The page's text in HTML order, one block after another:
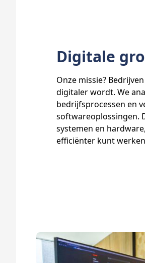
Digitale
Onze missie?
digitaler wordt. We
bedrijfsprocessen en
softwareoplossingen.
systemen en
efficiënter kunt